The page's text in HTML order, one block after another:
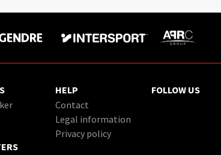
HELP
Contact
Legal information
Privacy policy
FOLLOW US